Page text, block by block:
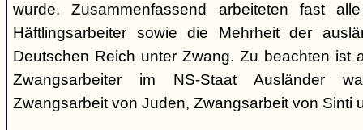
wurde. Zusammenfassend arbeiteten fast
Häftlingsarbeiter sowie die Mehrheit der
Deutschen Reich unter Zwang. Zu beachten ist
Zwangsarbeiter im NS-Staat Ausländer
Zwangsarbeit von Juden, Zwangsarbeit von Sinti